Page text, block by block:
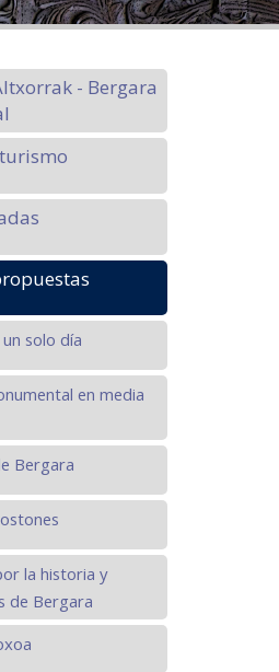
- Bergara
solo día
en media
Bergara
la historia y
de Bergara